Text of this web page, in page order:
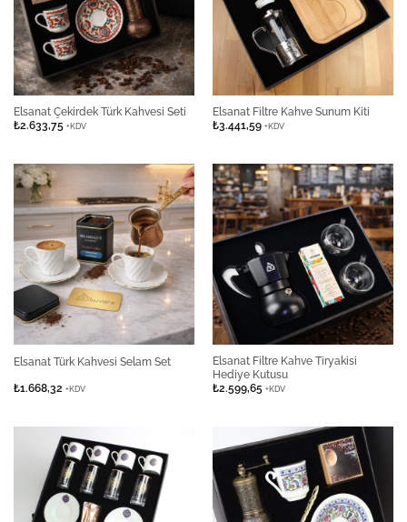
Elsanat Çekirdek Türk Kahvesi Seti
₺2.633,75 +KDV
Elsanat Filtre Kahve Sunum Kiti
₺3.441,59 +KDV
Elsanat Türk Kahvesi Selam Set
₺1.668,32 +KDV
Elsanat Filtre Kahve Tiryakisi
Hediye Kutusu
₺2.599,65 +KDV